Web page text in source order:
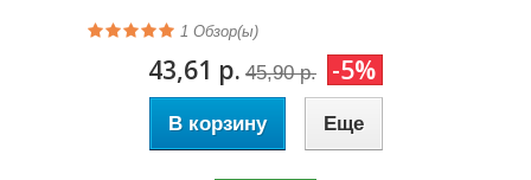
1 Обзор(ы)
43,61 р. 45,90 р. -5%
В корзину Еще